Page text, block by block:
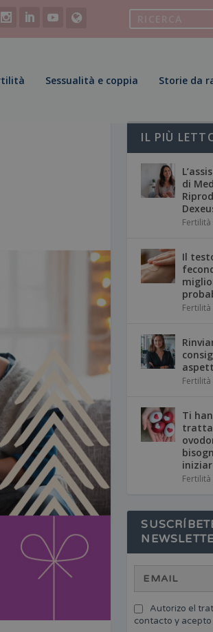
Sessualità e coppia Storie da
IL PIÙ
di
Fertilità
Il
Fertilità
Fertilità
Ti
Fertilità
Autorizo el
contacto y acepto